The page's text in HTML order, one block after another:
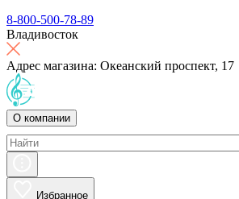
8-800-500-78-89
Владивосток
Адрес магазина: Океанский проспект, 17
О компании
Избранное